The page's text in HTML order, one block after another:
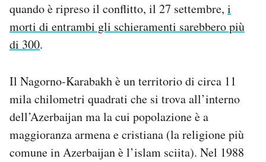
quando è ripreso il conflitto, il 27 settembre, i
morti di entrambi gli schieramenti sarebbero più
di 300.
Il Nagorno-Karabakh è un territorio di circa 11
mila chilometri quadrati che si trova all’interno
dell’Azerbaijan ma la cui popolazione è a
maggioranza armena e cristiana (la religione più
comune in Azerbaijan è l’islam sciita). Nel 1988